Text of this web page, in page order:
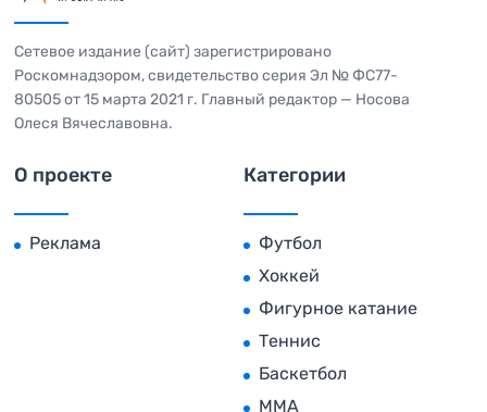
Сетевое издание (сайт) зарегистрировано
Роскомнадзором, свидетельство серия Эл № ФС77-
80505 от 15 марта 2021 г. Главный редактор — Носова
Олеся Вячеславовна.
О проекте
Реклама
Категории
Футбол
Хоккей
Фигурное катание
Теннис
Баскетбол
MMA